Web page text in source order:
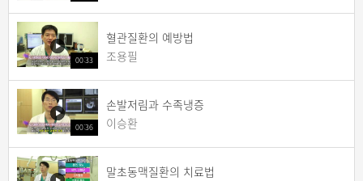
00:33
혈관질환의 예방법
조용필
00:36
손발저림과 수족냉증
이승환
말초동맥질환의 치료법